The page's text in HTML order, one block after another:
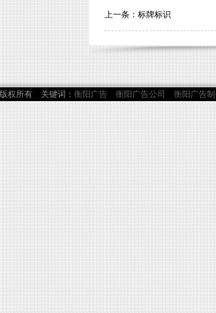
上一条： 标牌标识
版权所有 关键词： 衡阳广告 衡阳广告公司 衡阳广告